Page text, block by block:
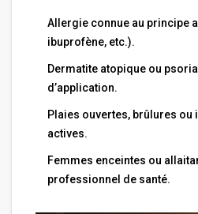
Allergie connue au principe
ibuprofène, etc.).
Dermatite atopique ou
d’application.
Plaies ouvertes, brûlures ou
actives.
Femmes enceintes ou
professionnel de santé.